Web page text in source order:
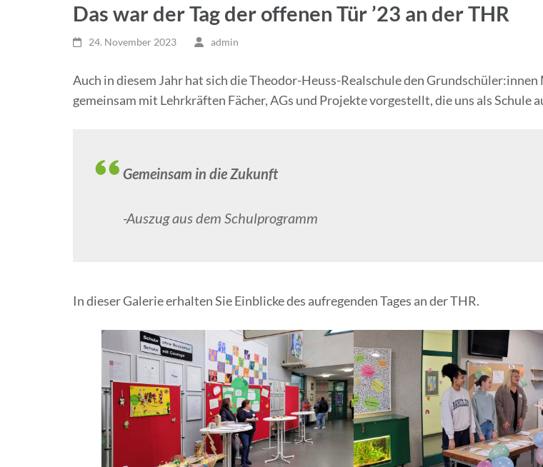
Das war der Tag der offenen Tür ’23 an der THR
24. November 2023 admin
Auch in diesem Jahr hat sich die Theodor-Heuss-Realschule den
gemeinsam mit Lehrkräften Fächer, AGs und Projekte vorgestellt, die uns als Schule
Gemeinsam in die Zukunft
-Auszug aus dem Schulprogramm
In dieser Galerie erhalten Sie Einblicke des aufregenden Tages an der THR.